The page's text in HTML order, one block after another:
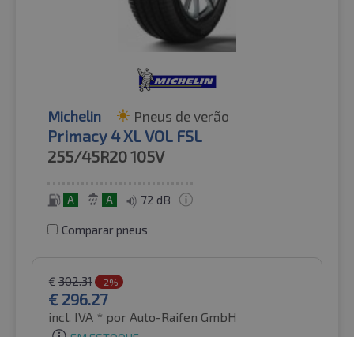
Michelin Pneus de verão
Primacy 4 XL VOL FSL
255/45R20105V
A A 72 dB
Comparar pneus
€ 302.31 -2%
€ 296.27
incl. IVA * por Auto-Raifen GmbH